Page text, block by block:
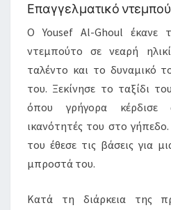
Επαγγελματικό
Ο Yousef Al-Ghoul έκανε
ντεμπούτο σε νεαρή
ταλέντο και το δυναμικό
του. Ξεκίνησε το ταξίδι
όπου γρήγορα κέρδισε
ικανότητές του στο
του έθεσε τις βάσεις για
μπροστά του.
Κατά τη διάρκεια της